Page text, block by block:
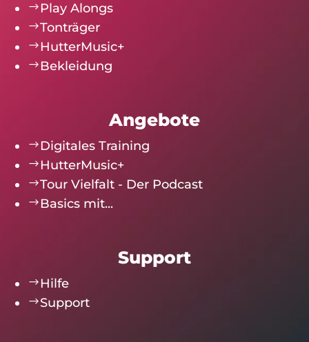
$ Play Alongs
$Tonträger
$ HutterMusic+
$ Bekleidung
Angebote
$Digitales Training
$HutterMusic+
$Tour Vielfalt - Der Podcast
$Basics mit...
Support
$Hilfe
$Support